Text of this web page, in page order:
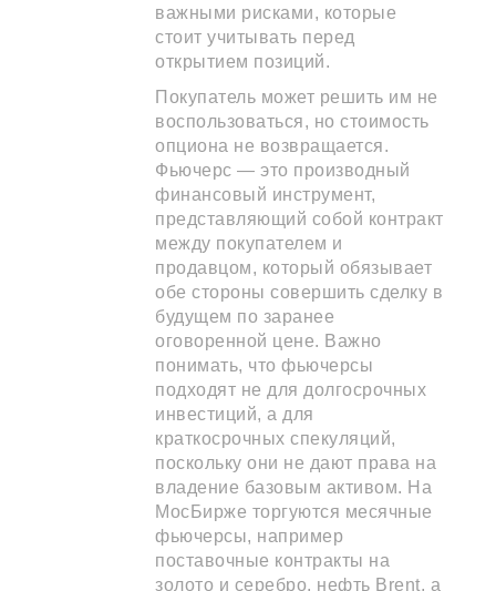
важными рисками, которые
стоит учитывать перед
открытием позиций.
Покупатель может решить им не
воспользоваться, но стоимость
опциона не возвращается.
Фьючерс — это производный
финансовый инструмент,
представляющий собой контракт
между покупателем и
продавцом, который обязывает
обе стороны совершить сделку в
будущем по заранее
оговоренной цене. Важно
понимать, что фьючерсы
подходят не для долгосрочных
инвестиций, а для
краткосрочных спекуляций,
поскольку они не дают права на
владение базовым активом. На
МосБирже торгуются месячные
фьючерсы, например
поставочные контракты на
золото и серебро, нефть Brent, а